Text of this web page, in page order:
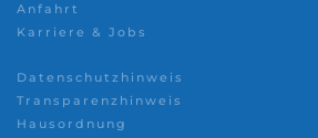
Anfahrt
Karriere & Jobs
Datenschutzhinweis
Transparenzhinweis
Hausordnung